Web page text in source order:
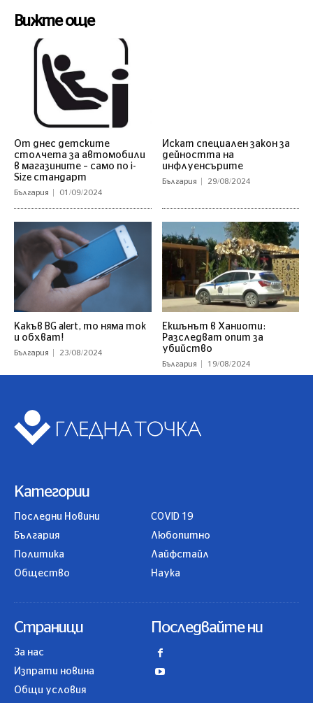
Вижте още
От днес детските
столчета за автомобили
в магазините – само по i-
Size стандарт
България 01/09/2024
Искат специален закон за
дейността на
инфлуенсърите
България 29/08/2024
Какъв BG alert, то няма ток
и обхват!
България 23/08/2024
Екшънът в Ханиоти:
Разследват опит за
убийство
България 19/08/2024
Категории
Последни Новини
България
Политика
Общество
COVID 19
Любопитно
Лайфстайл
Наука
Страници
За нас
Изпрати новина
Общи условия
Последвайте ни